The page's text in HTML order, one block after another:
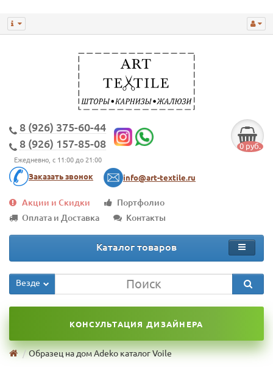
8 (926) 375-60-44
8 (926) 157-85-08
Ежедневно, с 11:00 до 21:00
Заказать звонок info@art-textile.ru
0 руб.
Акции и Скидки
Портфолио
Оплата и Доставка
Контакты
Каталог товаров
Везде
КОНСУЛЬТАЦИЯ ДИЗАЙНЕРА
Образец на дом Adeko каталог Voile